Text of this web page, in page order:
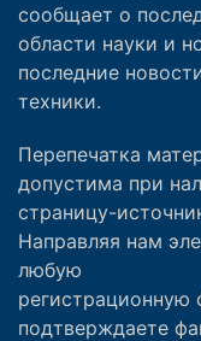
сообщает о
области науки и
последние
техники.
Перепечатка
допустима при
страницу-
Направляя нам
любую
регистрационную
подтверждаете